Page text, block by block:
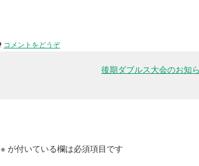
コメントをどうぞ
後期ダブルス大会のお知
※ が付いている欄は必須項目です